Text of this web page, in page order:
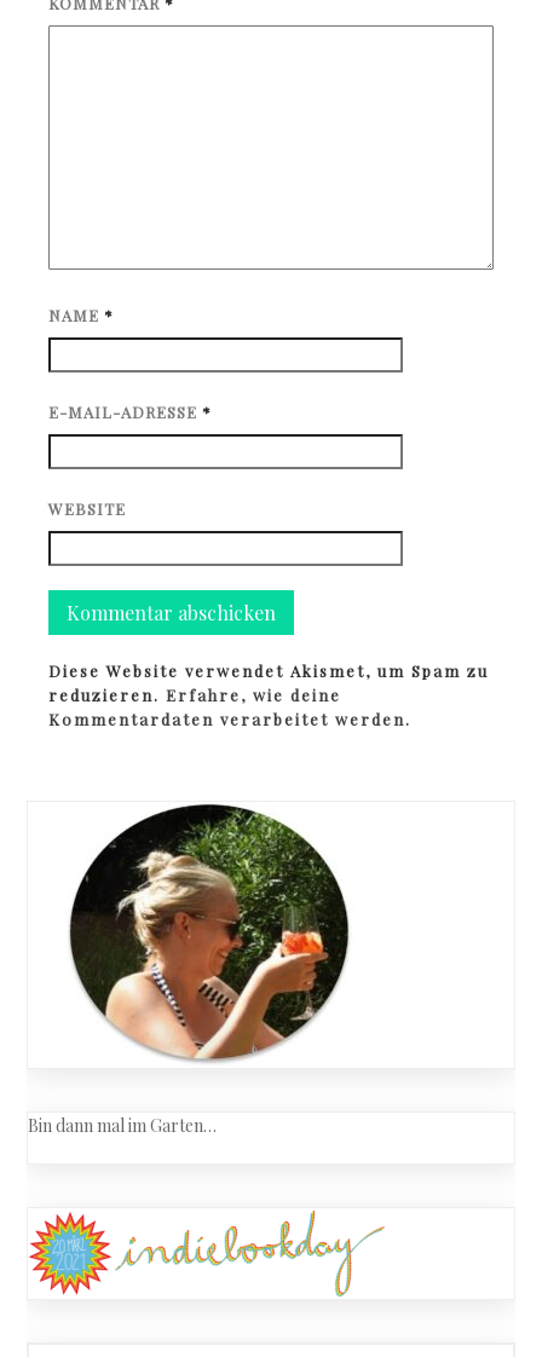
NAME *
E-MAIL-ADRESSE *
WEBSITE
Diese Website verwendet Akismet, um Spam zu
reduzieren.Erfahre, wie deine
Kommentardaten verarbeitet werden.
Bin dann mal im Garten…